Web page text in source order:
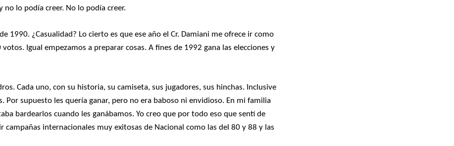
no lo podía creer. No lo podía creer.
1990. ¿Casualidad? Lo cierto es que ese año el Cr. Damiani me ofrece ir como
Igual empezamos a preparar cosas. A fines de 1992 gana las elecciones y
Cada uno, con su historia, su camiseta, sus jugadores, sus hinchas. Inclusive
Por supuesto les quería ganar, pero no era baboso ni envidioso. En mi familia
bardearlos cuando les ganábamos. Yo creo que por todo eso que sentí de
internacionales muy exitosas de Nacional como las del 80 y 88 y las